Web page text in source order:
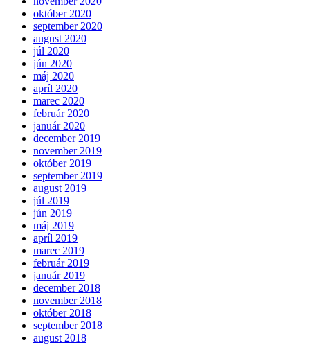
október 2020
september 2020
august 2020
júl 2020
jún 2020
máj 2020
apríl 2020
marec 2020
február 2020
január 2020
december 2019
november 2019
október 2019
september 2019
august 2019
júl 2019
jún 2019
máj 2019
apríl 2019
marec 2019
február 2019
január 2019
december 2018
november 2018
október 2018
september 2018
august 2018